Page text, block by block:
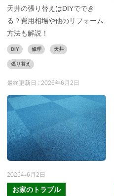
天井の張り替えはDIYででき
る？費用相場や他のリフォーム
方法も解説！
DIY 修理 天井
張り替え
最終更新日 : 2026年6月2日
2026年6月2日
お家のトラブル